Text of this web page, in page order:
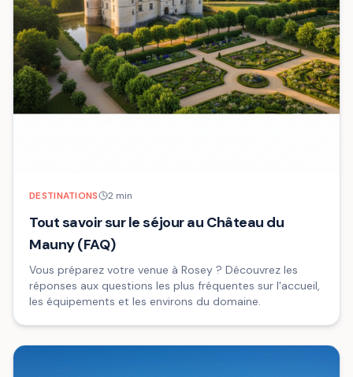
DESTINATIONS 2min
Tout savoir sur le séjour au Château du
Mauny (FAQ)
Vous préparez votre venue à Rosey ? Découvrez les
réponses aux questions les plus fréquentes sur l'accueil,
les équipements et les environs du domaine.